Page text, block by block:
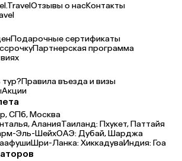
Отзывы о насКонтакты
Подарочные сертификаты
Партнерская программа
Правила въезда и визы
Акции
СПб,Москва
АланияТаиланд:Пхукет,Паттайя
Эль-ШейхОАЭ:Дубай,Шарджа
Шри-Ланка:ХиккадуваИндия:Гоа